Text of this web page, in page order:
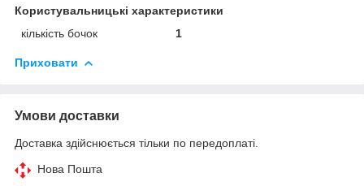
Користувальницькі характеристики
кількість бочок
1
Приховати
Умови доставки
Доставка здійснюється тільки по передоплаті.
Нова Пошта